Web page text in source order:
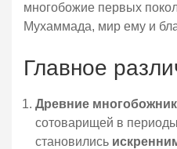
многобожие первых
Мухаммада, мир ему и
Главное
Древние
сотоварищей в
становились